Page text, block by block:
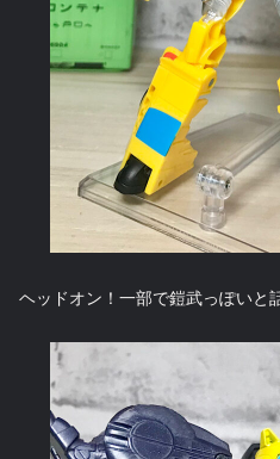
ヘッドオン！一部で鎧武っぽいと